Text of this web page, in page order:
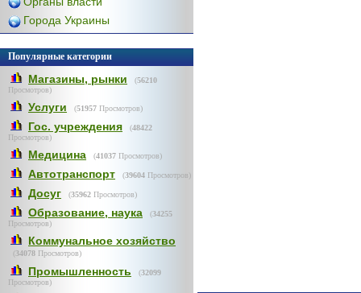
Города Украины
Популярные категории
Магазины, рынки (56210
Просмотров)
Услуги (51957 Просмотров)
Гос. учреждения (48422
Просмотров)
Медицина (41037 Просмотров)
Автотранспорт (39604 Просмотров)
Досуг (35962 Просмотров)
Образование, наука (34255
Просмотров)
Коммунальное хозяйство
(34078 Просмотров)
Промышленность (32099
Просмотров)